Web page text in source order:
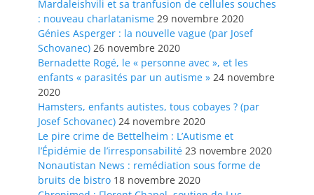
Mardaleishvili et sa tranfusion de cellules souches
: nouveau charlatanisme 29 novembre 2020
Génies Asperger : la nouvelle vague (par Josef
Schovanec) 26 novembre 2020
Bernadette Rogé, le « personne avec », et les
enfants « parasités par un autisme » 24 novembre
2020
Hamsters, enfants autistes, tous cobayes ? (par
Josef Schovanec) 24 novembre 2020
Le pire crime de Bettelheim : L’Autisme et
l’Épidémie de l’irresponsabilité 23 novembre 2020
Nonautistan News : remédiation sous forme de
bruits de bistro 18 novembre 2020